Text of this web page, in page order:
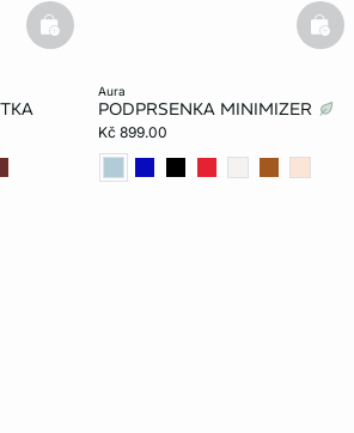
basketfull
aura
PODPRSENKA MINIMIZER
Kč 899.00